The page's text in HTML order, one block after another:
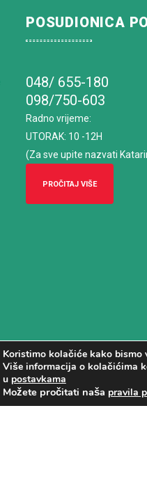
Koristimo kolačiće kako
Više informacija o kolačićima
u postavkama
Možete pročitati naša pravila
POSUDIONICA
048/ 655-180
098/750-603
Radno vrijeme:
UTORAK: 10 -12H
(Za sve upite nazvati
PROČITAJ VIŠE